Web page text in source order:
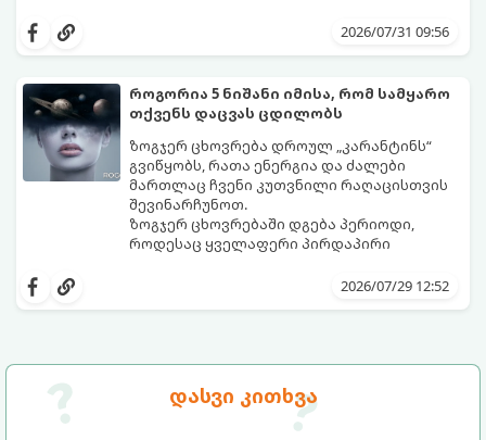
დასვი კითხვა
ზოდიაქოს 4 ნიშანს ფინანსური წარმატების
შორის, ვისაც აგვისტოში ფინანსური
2026/07/31 09:56
როგორია 5 ნიშანი იმისა, რომ სამყარო
თქვენს დაცვას ცდილობს
ზოგჯერ ცხოვრება დროულ „კარანტინს“
გვიწყობს, რათა ენერგია და ძალები
მართლაც ჩვენი კუთვნილი რაღაცისთვის
შევინარჩუნოთ.
ზოგჯერ ცხოვრებაში დგება პერიოდი,
როდესაც ყველაფერი პირდაპირი
იშლება მნიშვნელოვანი გარიგებები,
ასეთ მომენტებში ადვილია
ეზოთერიკასა და ფსიქოლოგიაში ეს
ფენომენი ხშირად სხვანაირად
მომხდარი მარცხი სასჯელი კი არა,
სამყაროს მცდელობაა:
2026/07/29 12:52